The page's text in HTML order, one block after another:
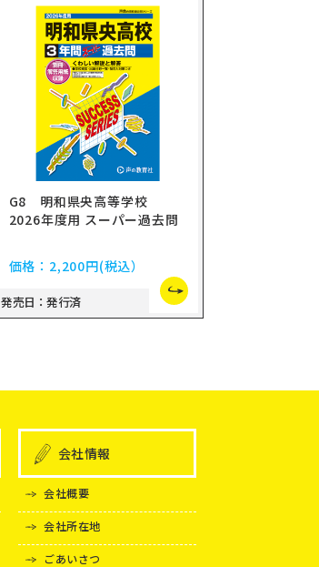
G8 明和県央高等学校
2026年度用 スーパー過去問
価格： 2,200円(税込）
発売日：発行済
会社情報
会社概要
会社所在地
ごあいさつ